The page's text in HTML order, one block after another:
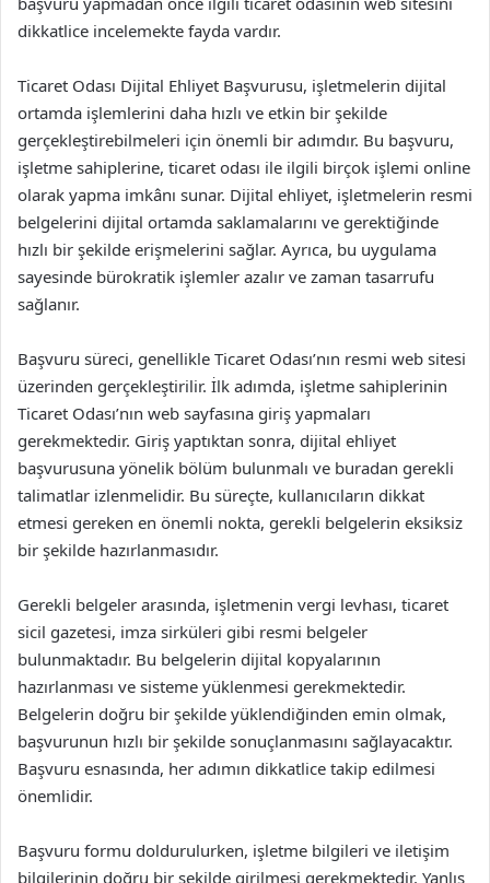
dikkatlice incelemekte fayda vardır.
Ticaret Odası Dijital Ehliyet Başvurusu, işletmelerin dijital
ortamda işlemlerini daha hızlı ve etkin bir şekilde
gerçekleştirebilmeleri için önemli bir adımdır. Bu başvuru,
işletme sahiplerine, ticaret odası ile ilgili birçok işlemi online
olarak yapma imkânı sunar. Dijital ehliyet, işletmelerin resmi
belgelerini dijital ortamda saklamalarını ve gerektiğinde
hızlı bir şekilde erişmelerini sağlar. Ayrıca, bu uygulama
sayesinde bürokratik işlemler azalır ve zaman tasarrufu
sağlanır.
Başvuru süreci, genellikle Ticaret Odası’nın resmi web sitesi
üzerinden gerçekleştirilir. İlk adımda, işletme sahiplerinin
Ticaret Odası’nın web sayfasına giriş yapmaları
gerekmektedir. Giriş yaptıktan sonra, dijital ehliyet
başvurusuna yönelik bölüm bulunmalı ve buradan gerekli
talimatlar izlenmelidir. Bu süreçte, kullanıcıların dikkat
etmesi gereken en önemli nokta, gerekli belgelerin eksiksiz
bir şekilde hazırlanmasıdır.
Gerekli belgeler arasında, işletmenin vergi levhası, ticaret
sicil gazetesi, imza sirküleri gibi resmi belgeler
bulunmaktadır. Bu belgelerin dijital kopyalarının
hazırlanması ve sisteme yüklenmesi gerekmektedir.
Belgelerin doğru bir şekilde yüklendiğinden emin olmak,
başvurunun hızlı bir şekilde sonuçlanmasını sağlayacaktır.
Başvuru esnasında, her adımın dikkatlice takip edilmesi
önemlidir.
Başvuru formu doldurulurken, işletme bilgileri ve iletişim
bilgilerinin doğru bir şekilde girilmesi gerekmektedir. Yanlış